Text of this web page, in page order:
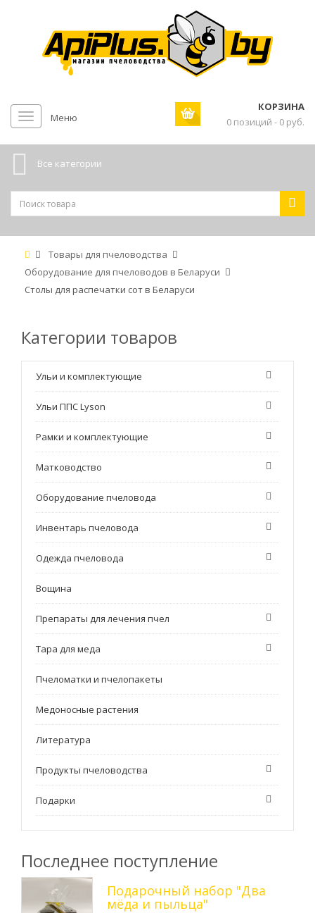
Меню
КОРЗИНА
0 позиций - 0 руб.
Все категории
Товары для пчеловодства
Оборудование для пчеловодов в Беларуси
Столы для распечатки сот в Беларуси
Категории товаров
Ульи и комплектующие
Ульи ППС Lyson
Рамки и комплектующие
Матководство
Оборудование пчеловода
Инвентарь пчеловода
Одежда пчеловода
Вощина
Препараты для лечения пчел
Тара для меда
Пчеломатки и пчелопакеты
Медоносные растения
Литература
Продукты пчеловодства
Подарки
Последнее поступление
Подарочный набор "Два
мёда и пыльца"